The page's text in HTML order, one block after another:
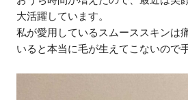
大活躍しています。
私が愛用しているスムーススキンは
いると本当に毛が生えてこないので